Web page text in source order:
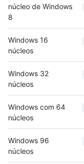
núcleo de Windows
8
Windows 16
núcleos
Windows 32
núcleos
Windows com 64
núcleos
Windows 96
núcleos